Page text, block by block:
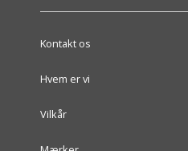
Kontakt os
Hvem er vi
Vilkår